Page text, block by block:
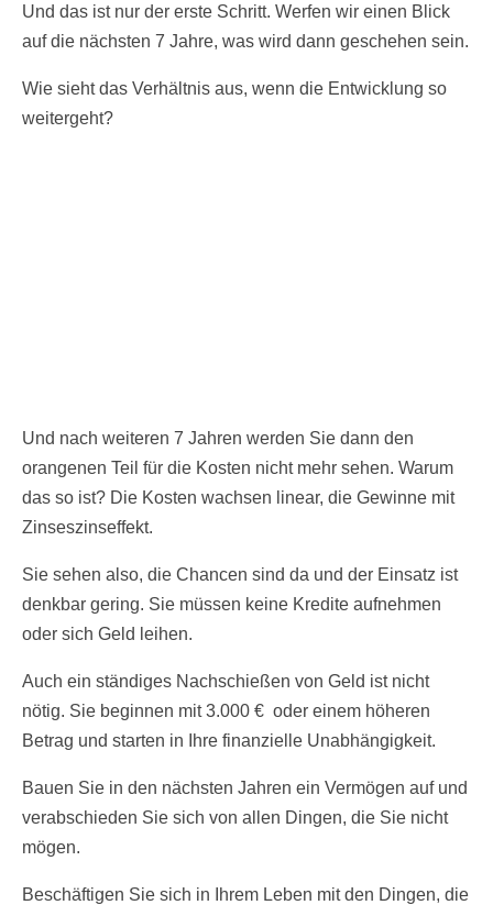
Und das ist nur der erste Schritt. Werfen wir einen Blick
auf die nächsten 7 Jahre, was wird dann geschehen sein.
Wie sieht das Verhältnis aus, wenn die Entwicklung so
weitergeht?
Und nach weiteren 7 Jahren werden Sie dann den
orangenen Teil für die Kosten nicht mehr sehen. Warum
das so ist? Die Kosten wachsen linear, die Gewinne mit
Zinseszinseffekt.
Sie sehen also, die Chancen sind da und der Einsatz ist
denkbar gering. Sie müssen keine Kredite aufnehmen
oder sich Geld leihen.
Auch ein ständiges Nachschießen von Geld ist nicht
nötig. Sie beginnen mit 3.000 € oder einem höheren
Betrag und starten in Ihre finanzielle Unabhängigkeit.
Bauen Sie in den nächsten Jahren ein Vermögen auf und
verabschieden Sie sich von allen Dingen, die Sie nicht
mögen.
Beschäftigen Sie sich in Ihrem Leben mit den Dingen, die